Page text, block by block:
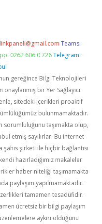
Teams:
0262 606 0 726 Telegram:
gereğince Bilgi Teknolojileri
bir Yer Sağlayıcı
sitedeki içerikleri proaktif
bulunmamaktadır.
sorumluluğunu taşımakta olup,
etmiş sayılırlar. Bu internet
şirketi ile hiçbir bağlantısı
hazırladığımız makaleler
haber niteliği taşımamakta
paylaşım yapılmamaktadır.
tamamen tesadüfidir.
ücretsiz bir bilgi paylaşım
aykırı olduğunu